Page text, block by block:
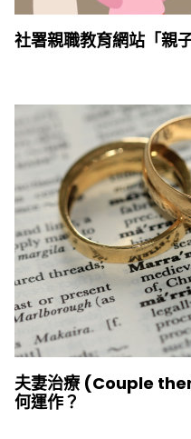
社署親職教育網站「親
夫妻治療 (Couple
何運作？